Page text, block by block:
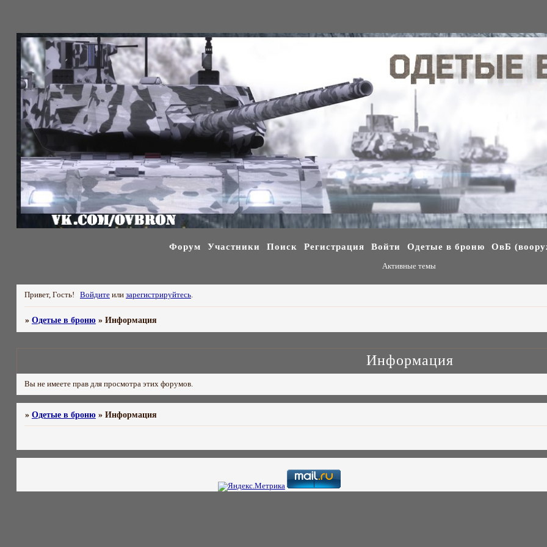
Форум Участники Поиск Регистрация Войти Одетые в броню ОвБ
Активные темы
Привет, Гость! Войдите или зарегистрируйтесь.
» Одетые в броню » Информация
Информация
Вы не имеете прав для просмотра этих форумов.
» Одетые в броню » Информация